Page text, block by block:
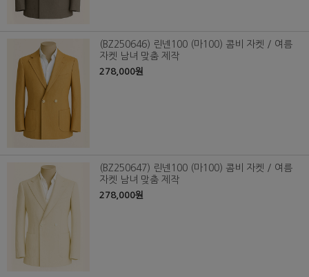
(BZ250646) 린넨100 (마100) 콤비 자켓 / 여름
자켓 남녀 맞춤 제작
278,000원
(BZ250647) 린넨100 (마100) 콤비 자켓 / 여름
자켓 남녀 맞춤 제작
278,000원